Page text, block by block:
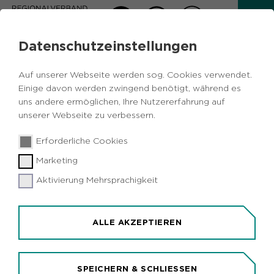
Datenschutzeinstellungen
Auf unserer Webseite werden sog. Cookies verwendet.
Einige davon werden zwingend benötigt, während es
uns andere ermöglichen, Ihre Nutzererfahrung auf
unserer Webseite zu verbessern.
Erforderliche Cookies
Marketing
Aktivierung Mehrsprachigkeit
ALLE AKZEPTIEREN
SPEICHERN & SCHLIESSEN
AKTUELLES
Zurück
Ruhr
Recklinghausen
Tag der Trinkhallen: Recklinghäuser
Kioskbetreiber für Unternehmertum
Düsseldorf/Recklinghausen (idr). Im Vorfeld des